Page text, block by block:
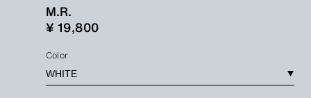
M.R.
¥ 19,800
Color